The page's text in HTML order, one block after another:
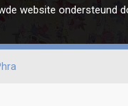
website ondersteund